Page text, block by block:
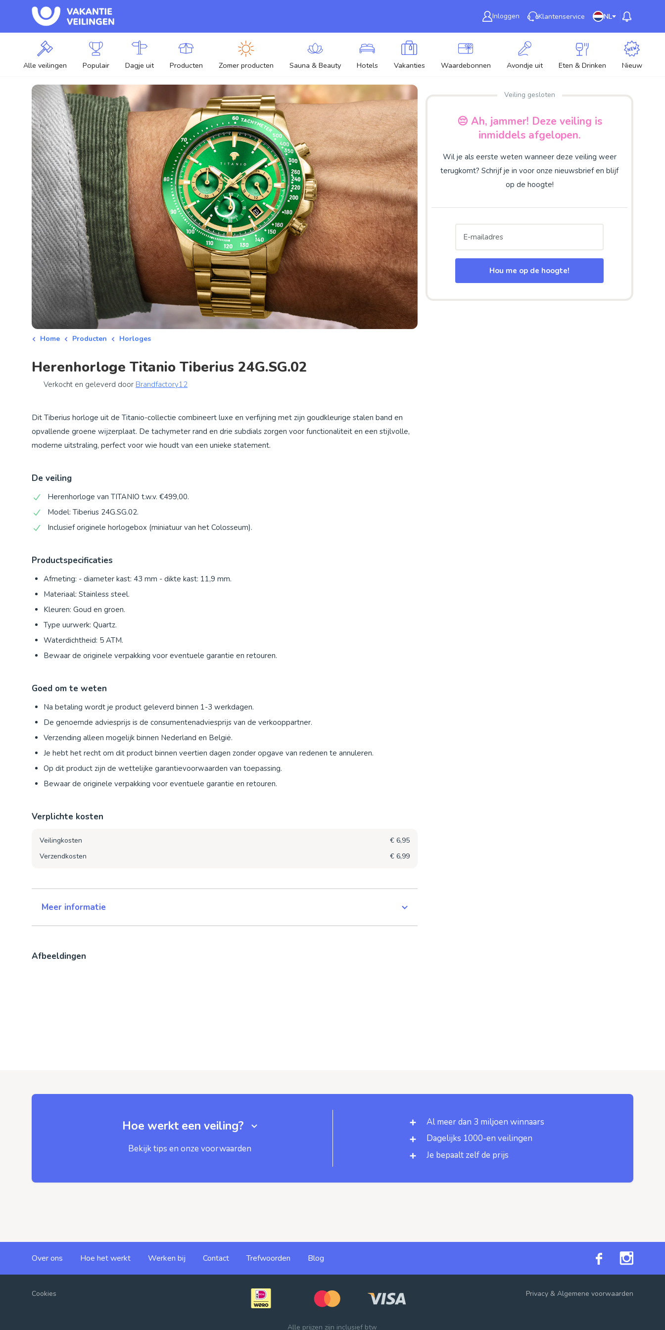
Inloggen Klantenservice NL
Alle veilingen Populair Dagje uit Producten Zomer producten Sauna & Beauty Hotels Vakanties Waardebonnen Avondje uit Eten & Drinken Nieuw
Home Producten Horloges
Herenhorloge Titanio Tiberius 24G.SG.02
Verkocht en geleverd door Brandfactory12
Veiling gesloten
😔 Ah, jammer! Deze veiling is
inmiddels afgelopen.
Wil je als eerste weten wanneer deze veiling weer
terugkomt? Schrijf je in voor onze nieuwsbrief en blijf
op de hoogte!
Hou me op de hoogte!
Dit Tiberius horloge uit de Titanio-collectie combineert luxe en verfijning met zijn goudkleurige stalen band en
opvallende groene wijzerplaat. De tachymeter rand en drie subdials zorgen voor functionaliteit en een stijlvolle,
moderne uitstraling, perfect voor wie houdt van een unieke statement.
De veiling
Herenhorloge van TITANIO t.w.v. €499,00.
Model: Tiberius 24G.SG.02.
Inclusief originele horlogebox (miniatuur van het Colosseum).
Productspecificaties
Afmeting: - diameter kast: 43 mm - dikte kast: 11,9 mm.
Materiaal: Stainless steel.
Kleuren: Goud en groen.
Type uurwerk: Quartz.
Waterdichtheid: 5 ATM.
Bewaar de originele verpakking voor eventuele garantie en retouren.
Goed om te weten
Na betaling wordt je product geleverd binnen 1-3 werkdagen.
De genoemde adviesprijs is de consumentenadviesprijs van de verkooppartner.
Verzending alleen mogelijk binnen Nederland en België.
Je hebt het recht om dit product binnen veertien dagen zonder opgave van redenen te annuleren.
Op dit product zijn de wettelijke garantievoorwaarden van toepassing.
Bewaar de originele verpakking voor eventuele garantie en retouren.
Verplichte kosten
Veilingkosten
€ 6,95
Verzendkosten
€ 6,99
Meer informatie
Afbeeldingen
Hoe werkt een veiling?
Bekijk tips en onze voorwaarden
Al meer dan 3 miljoen winnaars
Dagelijks 1000-en veilingen
Je bepaalt zelf de prijs
Over ons Hoe het werkt Werken bij Contact Trefwoorden Blog
Cookies Privacy& Algemene voorwaarden
Alle prijzen zijn inclusief btw